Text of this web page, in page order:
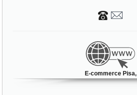
E-commerce Pisa,